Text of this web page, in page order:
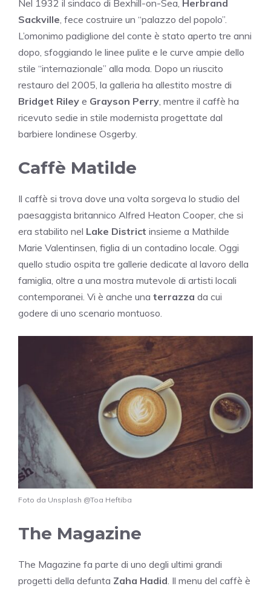
Nel 1932 il sindaco di Bexhill-on-Sea, Herbrand
Sackville, fece costruire un “palazzo del popolo”.
L’omonimo padiglione del conte è stato aperto tre anni
dopo, sfoggiando le linee pulite e le curve ampie dello
stile “internazionale” alla moda. Dopo un riuscito
restauro del 2005, la galleria ha allestito mostre di
Bridget Riley e Grayson Perry, mentre il caffè ha
ricevuto sedie in stile modernista progettate dal
barbiere londinese Osgerby.
Caffè Matilde
Il caffè si trova dove una volta sorgeva lo studio del
paesaggista britannico Alfred Heaton Cooper, che si
era stabilito nel Lake District insieme a Mathilde
Marie Valentinsen, figlia di un contadino locale. Oggi
quello studio ospita tre gallerie dedicate al lavoro della
famiglia, oltre a una mostra mutevole di artisti locali
contemporanei. Vi è anche una terrazza da cui
godere di uno scenario montuoso.
Foto da Unsplash @Toa Heftiba
The Magazine
The Magazine fa parte di uno degli ultimi grandi
progetti della defunta Zaha Hadid . Il menu del caffè è